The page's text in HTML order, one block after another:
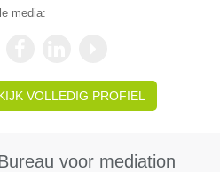
media:
VOLLEDIG PROFIEL
voor mediation